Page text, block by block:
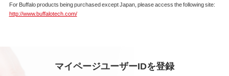
For Buffalo products being purchased except Japan, please access the following site:
http://www.buffalotech.com/
マイページユーザーIDを登録